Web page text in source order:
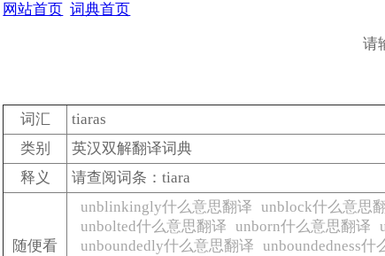
网站首页 词典首页
请
词汇
tiaras
类别
英汉双解翻译词典
释义
请查阅词条：tiara
随便看
unblinkingly什么意思翻译 unblock什么意思
unbolted什么意思翻译 unborn什么意思翻译
unboundedly什么意思翻译 unboundedness什